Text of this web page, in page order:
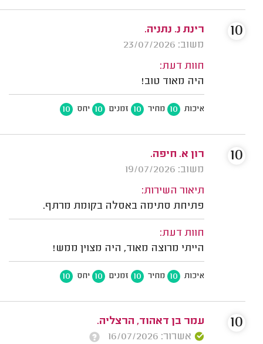
רינת נ. נתניה.
משוב: 23/07/2026
חוות דעת:
היה מאוד טוב!
איכות 10 מחיר 10 זמנים 10 יחס 10
10
רון א. חיפה.
משוב: 19/07/2026
תיאור השירות:
פתיחת סתימה באסלה בקומת מרתף.
חוות דעת:
הייתי מרוצה מאוד, היה מצוין ממש!
איכות 10 מחיר 10 זמנים 10 יחס 10
10
עמר בן דאהוד, הרצליה.
אשרור: 16/07/2026
10